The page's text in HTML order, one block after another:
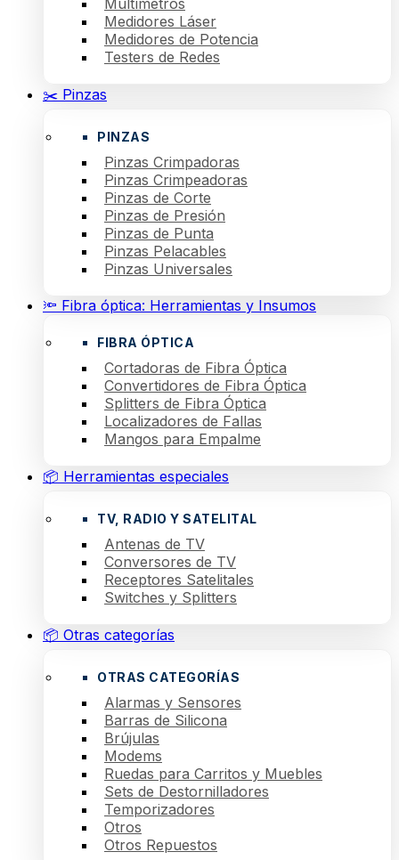
Multímetros
Medidores Láser
Medidores de Potencia
Testers de Redes
✂️ Pinzas
PINZAS
Pinzas Crimpadoras
Pinzas Crimpeadoras
Pinzas de Corte
Pinzas de Presión
Pinzas de Punta
Pinzas Pelacables
Pinzas Universales
🔦 Fibra óptica: Herramientas y Insumos
FIBRA ÓPTICA
Cortadoras de Fibra Óptica
Convertidores de Fibra Óptica
Splitters de Fibra Óptica
Localizadores de Fallas
Mangos para Empalme
📦 Herramientas especiales
TV, RADIO Y SATELITAL
Antenas de TV
Conversores de TV
Receptores Satelitales
Switches y Splitters
📦 Otras categorías
OTRAS CATEGORÍAS
Alarmas y Sensores
Barras de Silicona
Brújulas
Modems
Ruedas para Carritos y Muebles
Sets de Destornilladores
Temporizadores
Otros
Otros Repuestos